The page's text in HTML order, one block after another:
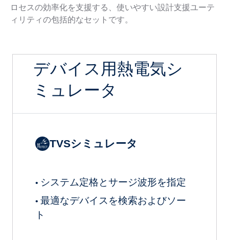
ロセスの効率化を支援する、使いやすい設計支援ユーテ
ィリティの包括的なセットです。
デバイス用熱電気シ
ミュレータ
TVSシミュレータ
• システム定格とサージ波形を指定
• 最適なデバイスを検索およびソー
ト